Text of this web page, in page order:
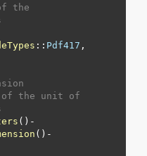
the
:: Pdf417
of the unit of
()-
()-